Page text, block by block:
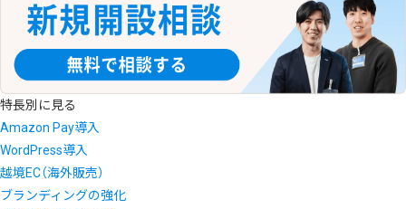
特長別に見る
Amazon Pay導入
WordPress導入
越境EC（海外販売）
ブランディングの強化